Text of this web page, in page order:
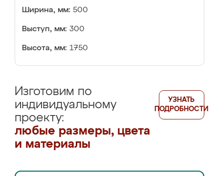
Ширина, мм: 500
Выступ, мм: 300
Высота, мм: 1750
Изготовим по
индивидуальному
проекту:
любые размеры, цвета
и материалы
УЗНАТЬ
ПОДРОБНОСТИ